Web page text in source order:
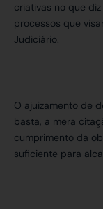
criativas no que
processos que
Judiciário.
O ajuizamento de
basta, a mera
cumprimento da
suficiente para